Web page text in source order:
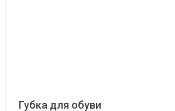
Губка для обуви